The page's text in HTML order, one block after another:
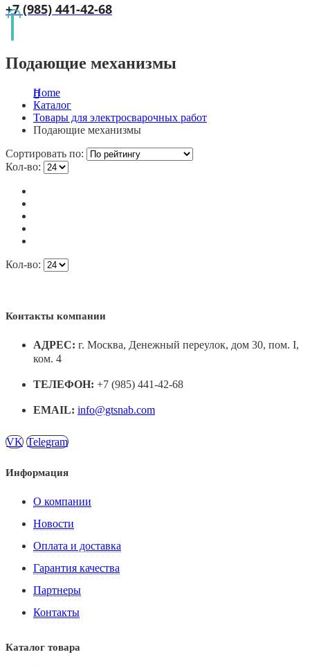
+7 (985) 441-42-68
Подающие механизмы
Home
Каталог
Товары для электросварочных работ
Подающие механизмы
Сортировать по:
Кол-во:
Кол-во:
Контакты компании
АДРЕС: г. Москва, Денежный переулок, дом 30, пом. I,
ком. 4
ТЕЛЕФОН: +7 (985) 441-42-68
EMAIL: info@gtsnab.com
VK Telegram
Информация
О компании
Новости
Оплата и доставка
Гарантия качества
Партнеры
Контакты
Каталог товара